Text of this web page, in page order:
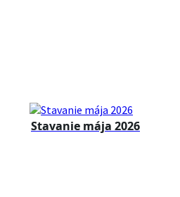
Stavanie mája 2026